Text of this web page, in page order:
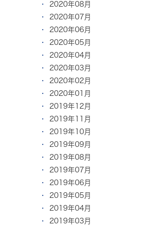
2020年08月
2020年07月
2020年06月
2020年05月
2020年04月
2020年03月
2020年02月
2020年01月
2019年12月
2019年11月
2019年10月
2019年09月
2019年08月
2019年07月
2019年06月
2019年05月
2019年04月
2019年03月